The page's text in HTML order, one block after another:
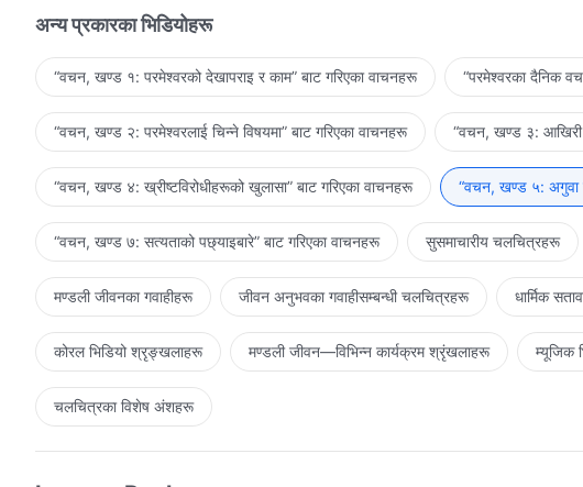
अन्य प्रकारका भिडियोहरू
“वचन, खण्ड १: परमेश्‍वरको देखापराइ र काम” बाट गरिएका वाचनहरू “परमेश्‍वरका दैनिक
“वचन, खण्ड २: परमेश्‍वरलाई चिन्‍ने विषयमा” बाट गरिएका वाचनहरू “वचन, खण्ड ३: आखिरी
“वचन, खण्ड ४: ख्रीष्टविरोधीहरूको खुलासा” बाट गरिएका वाचनहरू “वचन, खण्ड ५: अगुवा र
“वचन, खण्ड ७: सत्यताको पछ्याइबारे” बाट गरिएका वाचनहरू सुसमाचारीय चलचित्रहरू
मण्डली जीवनका गवाहीहरू जीवन अनुभवका गवाहीसम्‍बन्धी चलचित्रहरू धार्मिक
कोरल भिडियो श्रृङ्खलाहरू मण्डली जीवन—विभिन्‍न कार्यक्रम श्रृंखलाहरू म्यूजिक
चलचित्रका विशेष अंशहरू